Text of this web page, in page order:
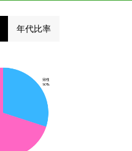
年代比率